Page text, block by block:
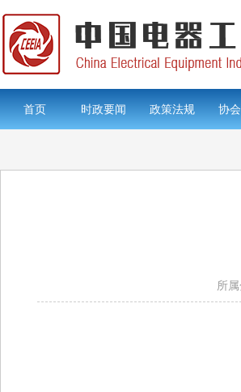
首页 时政要闻 政策法规 协
所